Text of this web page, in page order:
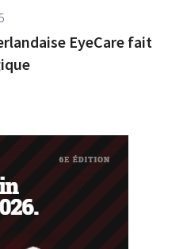
EyeCare fait